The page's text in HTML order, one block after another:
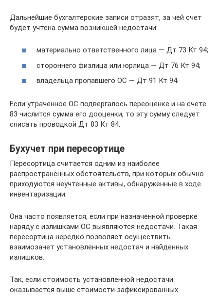
Дальнейшие бухгалтерские записи отразят, за чей счет
будет учтена сумма возникшей недостачи:
материально ответственного лица — Дт 73 Кт 94;
стороннего физлица или юрлица — Дт 76 Кт 94;
владельца пропавшего ОС — Дт 91 Кт 94.
Если утраченное ОС подвергалось переоценке и на счете
83 числится сумма его дооценки, то эту сумму следует
списать проводкой Дт 83 Кт 84.
Бухучет при пересортице
Пересортица считается одним из наиболее
распространенных обстоятельств, при которых обычно
приходуются неучтенные активы, обнаруженные в ходе
инвентаризации.
Она часто появляется, если при назначенной проверке
наряду с излишками ОС выявляются недостачи. Такая
пересортица нередко позволяет осуществить
взаимозачет установленных недостач и найденных
излишков.
Так, если стоимость установленной недостачи
оказывается выше стоимости зафиксированных